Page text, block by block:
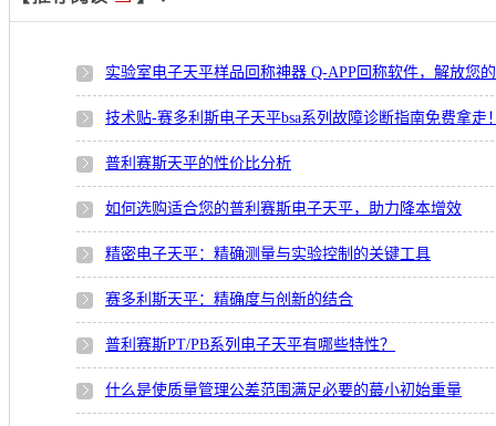
实验室电子天平样品回称神器 Q-APP回称软件，解放您
技术贴-赛多利斯电子天平bsa系列故障诊断指南免费拿走
普利赛斯天平的性价比分析
如何选购适合您的普利赛斯电子天平，助力降本增效
精密电子天平：精确测量与实验控制的关键工具
赛多利斯天平：精确度与创新的结合
普利赛斯PT/PB系列电子天平有哪些特性？
什么是使质量管理公差范围满足必要的蕞小初始重量